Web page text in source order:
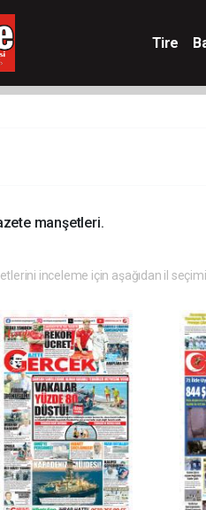
Tire
manşetleri.
inceleme için aşağıdan il